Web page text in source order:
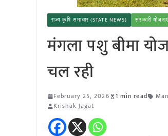
राज्य कृषि समाचार (STATE NEWS) सरकारी
मंगला पशु बीमा
चल रही
February 25, 2026 1 min read
Krishak Jagat